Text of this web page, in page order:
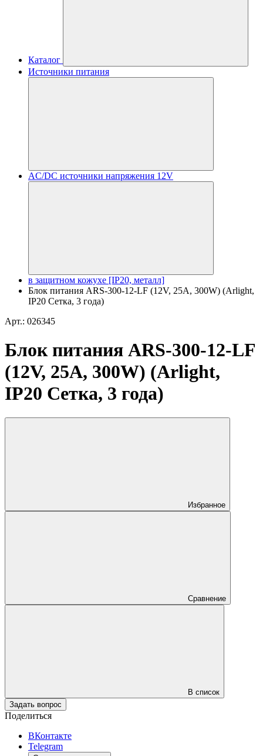
Каталог
Источники питания
AC/DC источники напряжения 12V
в защитном кожухе [IP20, металл]
Блок питания ARS-300-12-LF (12V, 25A, 300W) (Arlight,
IP20 Сетка, 3 года)
Арт.: 026345
Блок питания ARS-300-12-LF
(12V, 25A, 300W) (Arlight,
IP20 Сетка, 3 года)
Избранное
Сравнение
В список
Задать вопрос
Поделиться
ВКонтакте
Telegram